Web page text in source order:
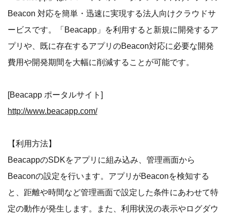
Beacon 対応を簡単・迅速に実現する法人向けクラウドサ
ービスです。「Beacapp」を利用すると新規に開発するア
プリや、既に存在するアプリのBeacon対応に必要な開発
費用や開発期間を大幅に削減することが可能です。
[Beacapp ポータルサイト]
http://www.beacapp.com/
【利用方法】
BeacappのSDKをアプリに組み込み、管理画面から
Beaconの設定を行います。アプリがBeaconを検知する
と、距離や時間など管理画面で設定した条件にあわせて特
定の動作が発生します。また、利用状況の表示やログダウ